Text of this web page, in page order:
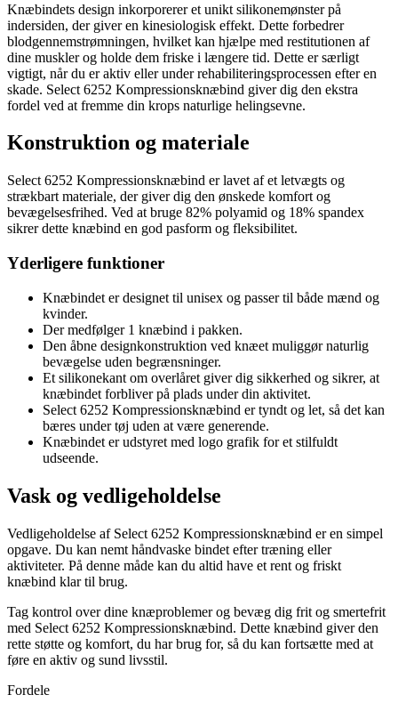
Knæbindets design inkorporerer et unikt silikonemønster på
indersiden, der giver en kinesiologisk effekt. Dette forbedrer
blodgennemstrømningen, hvilket kan hjælpe med restitutionen af
dine muskler og holde dem friske i længere tid. Dette er særligt
vigtigt, når du er aktiv eller under rehabiliteringsprocessen efter en
skade. Select 6252 Kompressionsknæbind giver dig den ekstra
fordel ved at fremme din krops naturlige helingsevne.
Konstruktion og materiale
Select 6252 Kompressionsknæbind er lavet af et letvægts og
strækbart materiale, der giver dig den ønskede komfort og
bevægelsesfrihed. Ved at bruge 82% polyamid og 18% spandex
sikrer dette knæbind en god pasform og fleksibilitet.
Yderligere funktioner
Knæbindet er designet til unisex og passer til både mænd og
kvinder.
Der medfølger 1 knæbind i pakken.
Den åbne designkonstruktion ved knæet muliggør naturlig
bevægelse uden begrænsninger.
Et silikonekant om overlåret giver dig sikkerhed og sikrer, at
knæbindet forbliver på plads under din aktivitet.
Select 6252 Kompressionsknæbind er tyndt og let, så det kan
bæres under tøj uden at være generende.
Knæbindet er udstyret med logo grafik for et stilfuldt
udseende.
Vask og vedligeholdelse
Vedligeholdelse af Select 6252 Kompressionsknæbind er en simpel
opgave. Du kan nemt håndvaske bindet efter træning eller
aktiviteter. På denne måde kan du altid have et rent og friskt
knæbind klar til brug.
Tag kontrol over dine knæproblemer og bevæg dig frit og smertefrit
med Select 6252 Kompressionsknæbind. Dette knæbind giver den
rette støtte og komfort, du har brug for, så du kan fortsætte med at
føre en aktiv og sund livsstil.
Fordele